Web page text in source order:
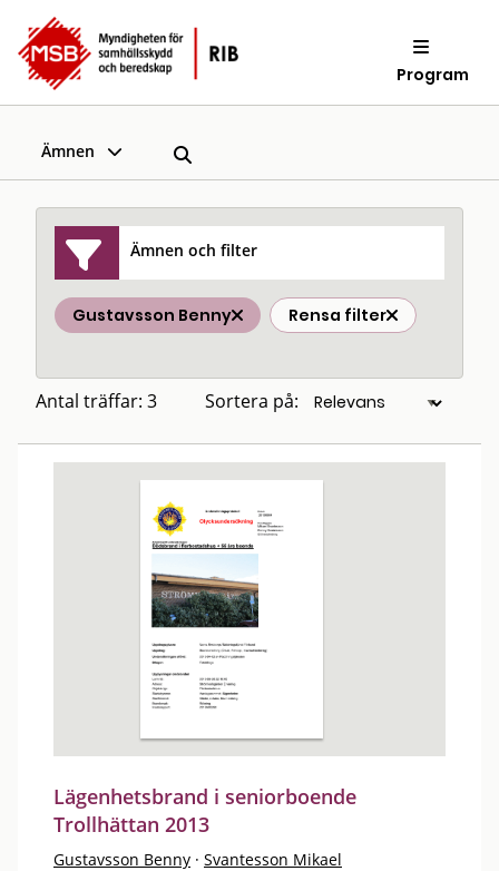
Program
Ämnen
Ämnen och filter
Gustavsson Benny Rensa filter
Antal träffar: 3 Sortera på:
Lägenhetsbrand i seniorboende
Trollhättan 2013
Gustavsson Benny · Svantesson Mikael